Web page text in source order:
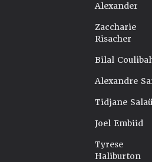
Alexander
Zaccharie
Risacher
Bilal
Alexandre
Tidjane
Joel Embiid
Tyrese
Haliburton